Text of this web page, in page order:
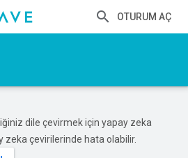
OTURUM AÇ
dile çevirmek için yapay zeka
zeka çevirilerinde hata olabilir.